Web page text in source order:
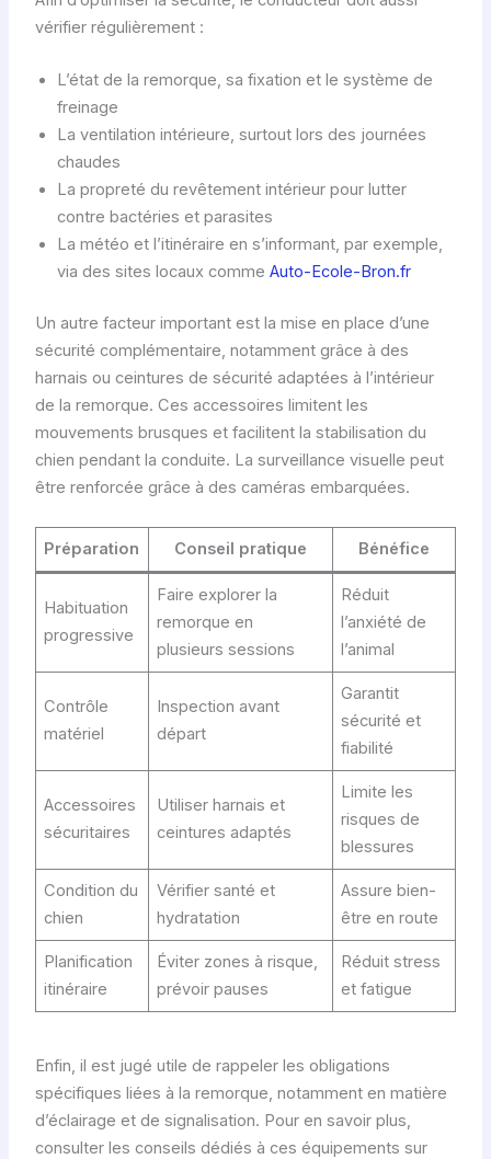
c
n
v
c
r
a
c
t
é
r
i
i
,
e
c
a
p
a
vérifier régulièrement :
L’état de la remorque, sa fixation et le système de
freinage
La ventilation intérieure, surtout lors des journées
chaudes
La propreté du revêtement intérieur pour lutter
contre bactéries et parasites
La météo et l’itinéraire en s’informant, par exemple,
via des sites locaux comme Auto-Ecole-Bron.fr
Un autre facteur important est la mise en place d’une
sécurité complémentaire, notamment grâce à des
harnais ou ceintures de sécurité adaptées à l’intérieur
de la remorque. Ces accessoires limitent les
mouvements brusques et facilitent la stabilisation du
chien pendant la conduite. La surveillance visuelle peut
être renforcée grâce à des caméras embarquées.
Préparation Conseil pratique Bénéfice
Habituation
progressive
Faire explorer la
remorque en
plusieurs sessions
Réduit
l’anxiété de
l’animal
Contrôle
matériel
Inspection avant
départ
Garantit
sécurité et
fiabilité
Accessoires
sécuritaires
Utiliser harnais et
ceintures adaptés
Limite les
risques de
blessures
Condition du
chien
Vérifier santé et
hydratation
Assure bien-
être en route
Planification
itinéraire
Éviter zones à risque,
prévoir pauses
Réduit stress
et fatigue
Enfin, il est jugé utile de rappeler les obligations
spécifiques liées à la remorque, notamment en matière
d’éclairage et de signalisation. Pour en savoir plus,
consulter les conseils dédiés à ces équipements sur